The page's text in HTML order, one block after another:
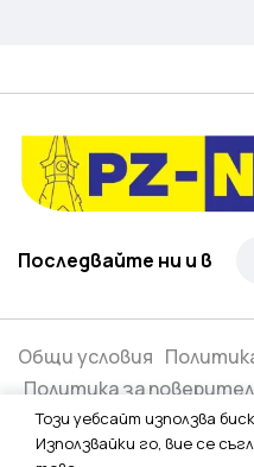
Последвайте ни и в
Общи условия
Политика за
Всички права запазени ©
Този уебсайт използва
Използвайки го, вие се